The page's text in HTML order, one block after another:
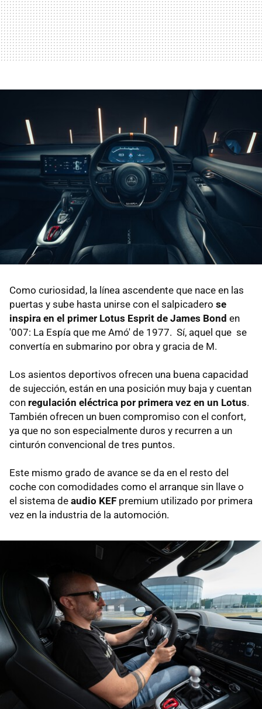
Como curiosidad, la línea ascendente que nace en las
puertas y sube hasta unirse con el salpicadero se
inspira en el primer Lotus Esprit de James Bond en
'007: La Espía que me Amó' de 1977. Sí, aquel que se
convertía en submarino por obra y gracia de M.
Los asientos deportivos ofrecen una buena capacidad
de sujección, están en una posición muy baja y cuentan
con regulación eléctrica por primera vez en un Lotus.
También ofrecen un buen compromiso con el confort,
ya que no son especialmente duros y recurren a un
cinturón convencional de tres puntos.
Este mismo grado de avance se da en el resto del
coche con comodidades como el arranque sin llave o
el sistema de audio KEF premium utilizado por primera
vez en la industria de la automoción.